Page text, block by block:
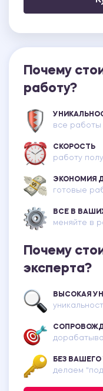
Почему
работу?
все работы
СКОРОСТЬ
работу
ЭКОНОМИЯ
готовые
ВСЕ В
меняйте в
Почему
эксперта?
ВЫСОКАЯ
БЕЗ
делаем